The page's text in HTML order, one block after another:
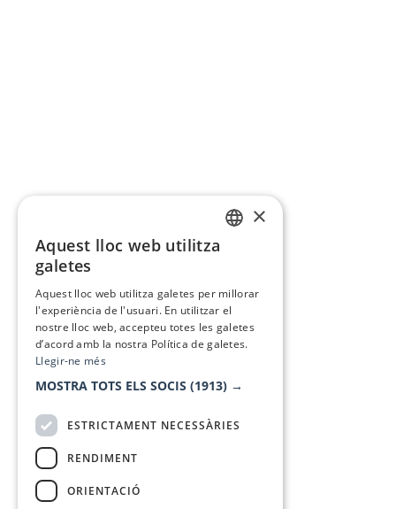
×
Aquest lloc web utilitza
galetes
Aquest lloc web utilitza galetes per millorar
l'experiència de l'usuari. En utilitzar el
nostre lloc web, accepteu totes les galetes
d’acord amb la nostra Política de galetes.
Llegir-ne més
MOSTRA TOTS ELS SOCIS (1913) →
ESTRICTAMENT NECESSÀRIES
RENDIMENT
ORIENTACIÓ